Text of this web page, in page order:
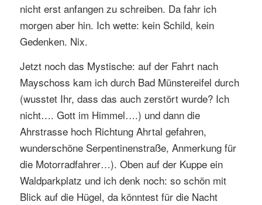
nicht erst anfangen zu schreiben. Da fahr ich
morgen aber hin. Ich wette: kein Schild, kein
Gedenken. Nix.
Jetzt noch das Mystische: auf der Fahrt nach
Mayschoss kam ich durch Bad Münstereifel durch
(wusstet Ihr, dass das auch zerstört wurde? Ich
nicht…. Gott im Himmel….) und dann die
Ahrstrasse hoch Richtung Ahrtal gefahren,
wunderschöne Serpentinenstraße, Anmerkung für
die Motorradfahrer…). Oben auf der Kuppe ein
Waldparkplatz und ich denk noch: so schön mit
Blick auf die Hügel, da könntest für die Nacht